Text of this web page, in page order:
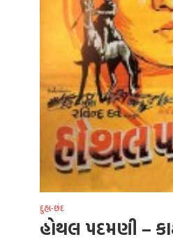
દુહા-છંદ
હોથલ પદમણી –